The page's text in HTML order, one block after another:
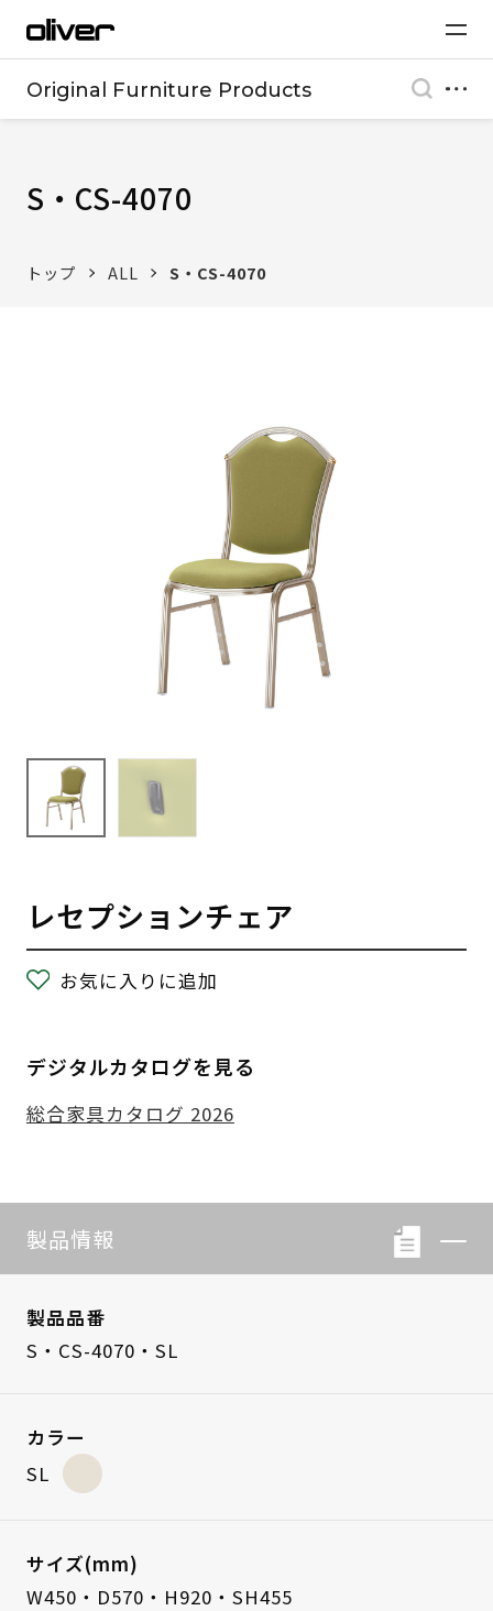
Original Furniture Products
S・CS-4070
トップ ALL S・CS-4070
レセプションチェア
お気に入りに追加
デジタルカタログを見る
総合家具カタログ 2026
製品情報
製品品番
S・CS-4070・SL
カラー
SL
サイズ(mm)
W450・D570・H920・SH455